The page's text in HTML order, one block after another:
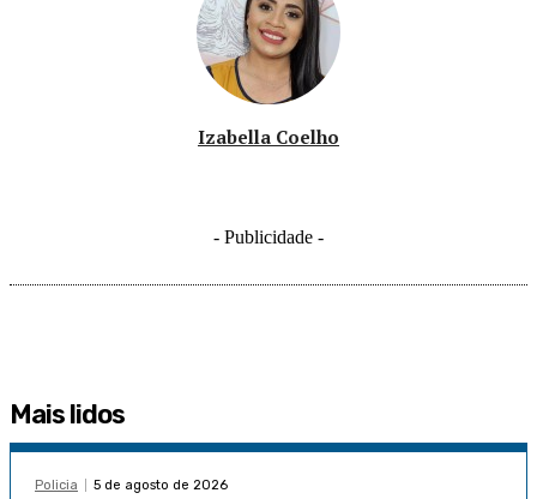
Izabella Coelho
- Publicidade -
Mais lidos
Policia 5 de agosto de 2026